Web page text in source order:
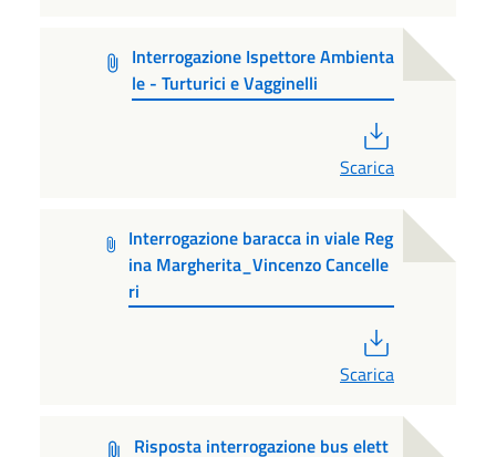
Interrogazione Ispettore Ambienta
le - Turturici e Vagginelli
Scarica
Interrogazione baracca in viale Reg
ina Margherita_Vincenzo Cancelle
ri
Scarica
Risposta interrogazione bus elett